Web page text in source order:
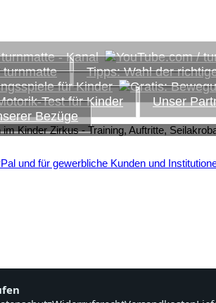
- Kanal
Tipps: Wahl der
für Kinder
Unser